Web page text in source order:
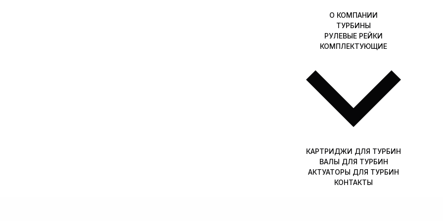
О КОМПАНИИ
ТУРБИНЫ
РУЛЕВЫЕ РЕЙКИ
КОМПЛЕКТУЮЩИЕ
КАРТРИДЖИ ДЛЯ ТУРБИН
ВАЛЫ ДЛЯ ТУРБИН
АКТУАТОРЫ ДЛЯ ТУРБИН
КОНТАКТЫ